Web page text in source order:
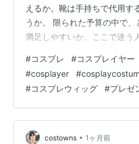
えるか。靴は手持ちで代用す
うか。 限られた予算の中で
満足しやすいか。ここで迷う
催します。今回のクーポンは
く、ウィッグ・靴・小道具な
ら衣装を探す人にも、手持ち
いやすい内容です。 7月のX
のキャンペーンでは、総額
ります。 抽選日 賞品 当選…
#コスプレ #コスプレイヤー
#cosplayer #
#コスプレウィッグ #プレゼ
costowns • 1ヶ月前